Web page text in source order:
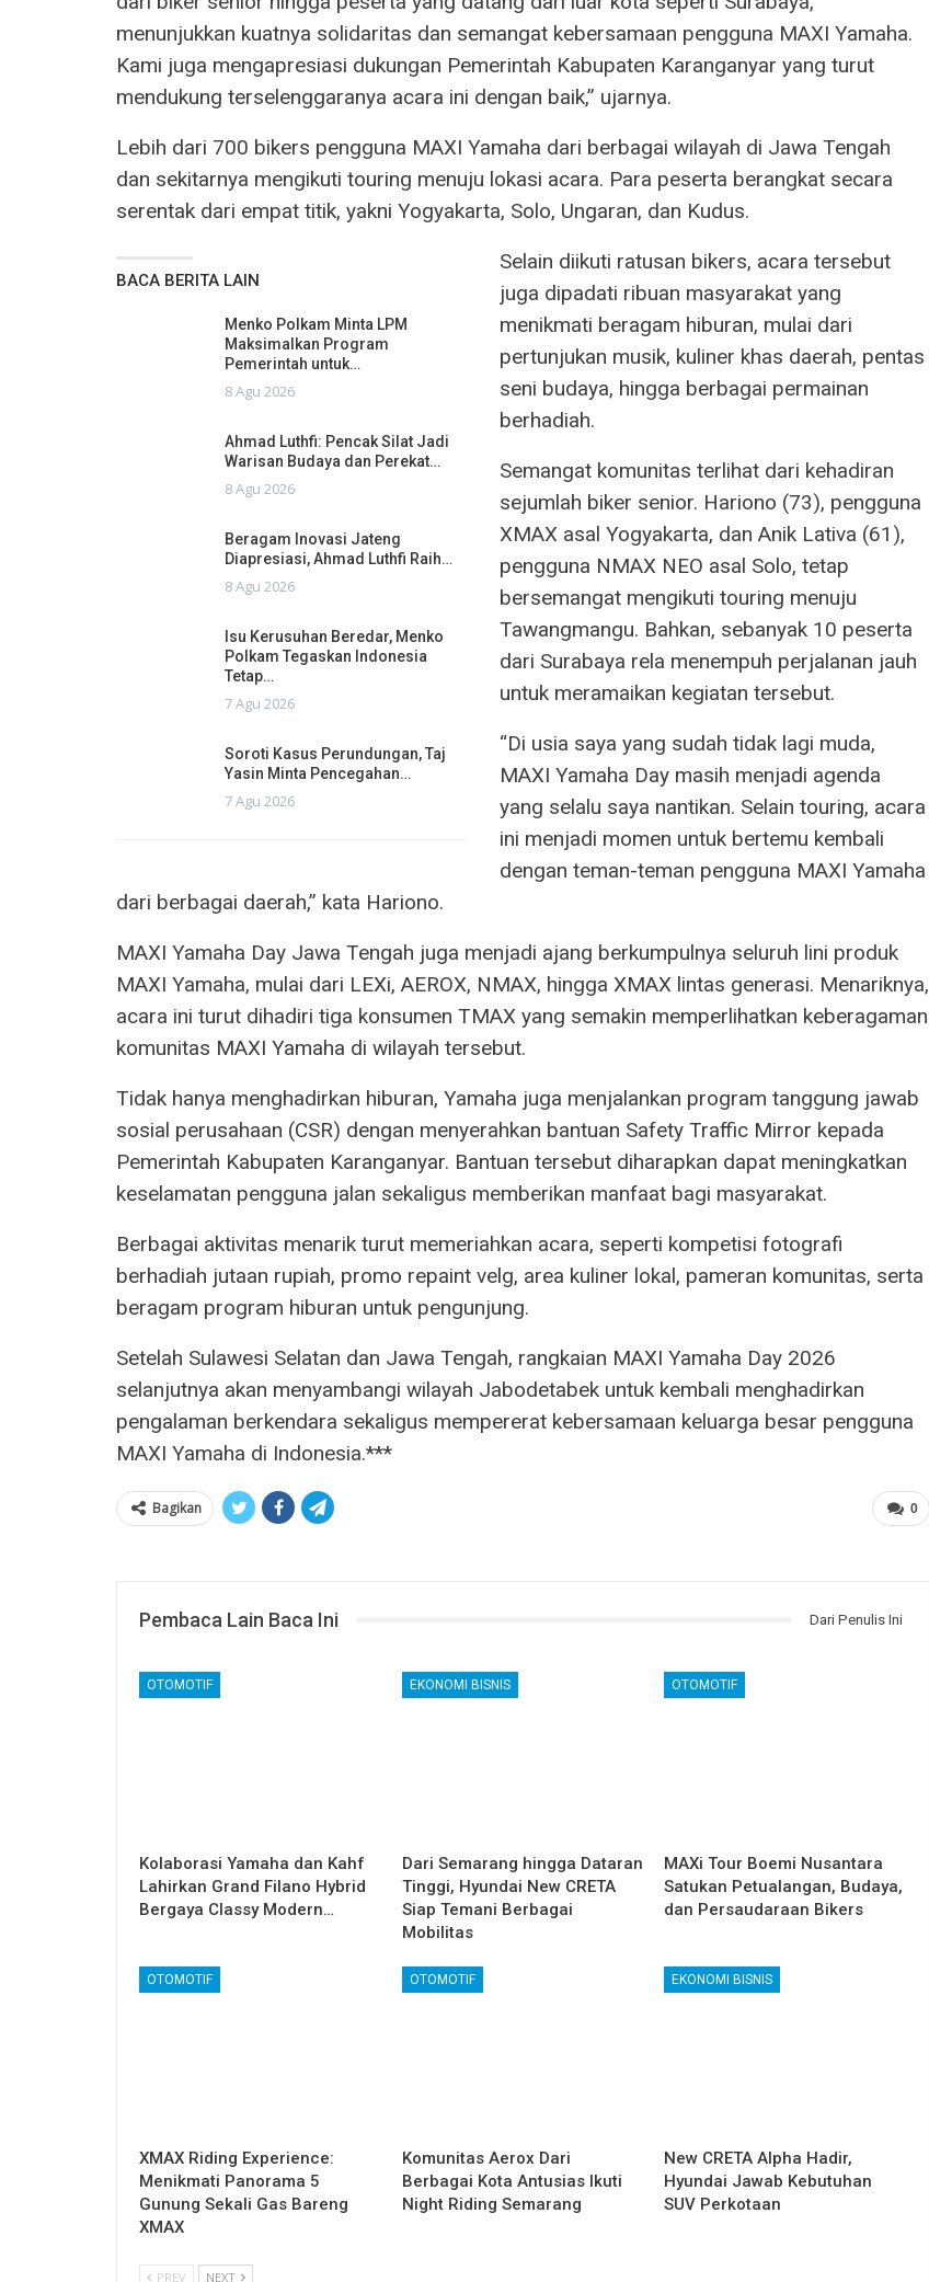
menunjukkan kuatnya solidaritas dan semangat kebersamaan pengguna MAXI Yamaha.
Kami juga mengapresiasi dukungan Pemerintah Kabupaten Karanganyar yang turut
mendukung terselenggaranya acara ini dengan baik,” ujarnya.
Lebih dari 700 bikers pengguna MAXI Yamaha dari berbagai wilayah di Jawa Tengah
dan sekitarnya mengikuti touring menuju lokasi acara. Para peserta berangkat secara
serentak dari empat titik, yakni Yogyakarta, Solo, Ungaran, dan Kudus.
BACA BERITA LAIN
Menko Polkam Minta LPM
Maksimalkan Program
Pemerintah untuk…
8 Agu 2026
Ahmad Luthfi: Pencak Silat Jadi
Warisan Budaya dan Perekat…
8 Agu 2026
Beragam Inovasi Jateng
Diapresiasi, Ahmad Luthfi Raih…
8 Agu 2026
Isu Kerusuhan Beredar, Menko
Polkam Tegaskan Indonesia
Tetap…
7 Agu 2026
Soroti Kasus Perundungan, Taj
Yasin Minta Pencegahan…
7 Agu 2026
Selain diikuti ratusan bikers, acara tersebut
juga dipadati ribuan masyarakat yang
menikmati beragam hiburan, mulai dari
pertunjukan musik, kuliner khas daerah, pentas
seni budaya, hingga berbagai permainan
berhadiah.
Semangat komunitas terlihat dari kehadiran
sejumlah biker senior. Hariono (73), pengguna
XMAX asal Yogyakarta, dan Anik Lativa (61),
pengguna NMAX NEO asal Solo, tetap
bersemangat mengikuti touring menuju
Tawangmangu. Bahkan, sebanyak 10 peserta
dari Surabaya rela menempuh perjalanan jauh
untuk meramaikan kegiatan tersebut.
“Di usia saya yang sudah tidak lagi muda,
MAXI Yamaha Day masih menjadi agenda
yang selalu saya nantikan. Selain touring, acara
ini menjadi momen untuk bertemu kembali
dengan teman-teman pengguna MAXI Yamaha
dari berbagai daerah,” kata Hariono.
MAXI Yamaha Day Jawa Tengah juga menjadi ajang berkumpulnya seluruh lini produk
MAXI Yamaha, mulai dari LEXi, AEROX, NMAX, hingga XMAX lintas generasi. Menariknya,
acara ini turut dihadiri tiga konsumen TMAX yang semakin memperlihatkan keberagaman
komunitas MAXI Yamaha di wilayah tersebut.
Tidak hanya menghadirkan hiburan, Yamaha juga menjalankan program tanggung jawab
sosial perusahaan (CSR) dengan menyerahkan bantuan Safety Traffic Mirror kepada
Pemerintah Kabupaten Karanganyar. Bantuan tersebut diharapkan dapat meningkatkan
keselamatan pengguna jalan sekaligus memberikan manfaat bagi masyarakat.
Berbagai aktivitas menarik turut memeriahkan acara, seperti kompetisi fotografi
berhadiah jutaan rupiah, promo repaint velg, area kuliner lokal, pameran komunitas, serta
beragam program hiburan untuk pengunjung.
Setelah Sulawesi Selatan dan Jawa Tengah, rangkaian MAXI Yamaha Day 2026
selanjutnya akan menyambangi wilayah Jabodetabek untuk kembali menghadirkan
pengalaman berkendara sekaligus mempererat kebersamaan keluarga besar pengguna
MAXI Yamaha di Indonesia.***
0
Bagikan
Pembaca Lain Baca Ini Dari Penulis Ini
OTOMOTIF
Kolaborasi Yamaha dan Kahf
Lahirkan Grand Filano Hybrid
Bergaya Classy Modern…
EKONOMI BISNIS
Dari Semarang hingga Dataran
Tinggi, Hyundai New CRETA
Siap Temani Berbagai
Mobilitas
OTOMOTIF
MAXi Tour Boemi Nusantara
Satukan Petualangan, Budaya,
dan Persaudaraan Bikers
OTOMOTIF
XMAX Riding Experience:
Menikmati Panorama 5
Gunung Sekali Gas Bareng
XMAX
OTOMOTIF
Komunitas Aerox Dari
Berbagai Kota Antusias Ikuti
Night Riding Semarang
EKONOMI BISNIS
New CRETA Alpha Hadir,
Hyundai Jawab Kebutuhan
SUV Perkotaan
PREV NEXT